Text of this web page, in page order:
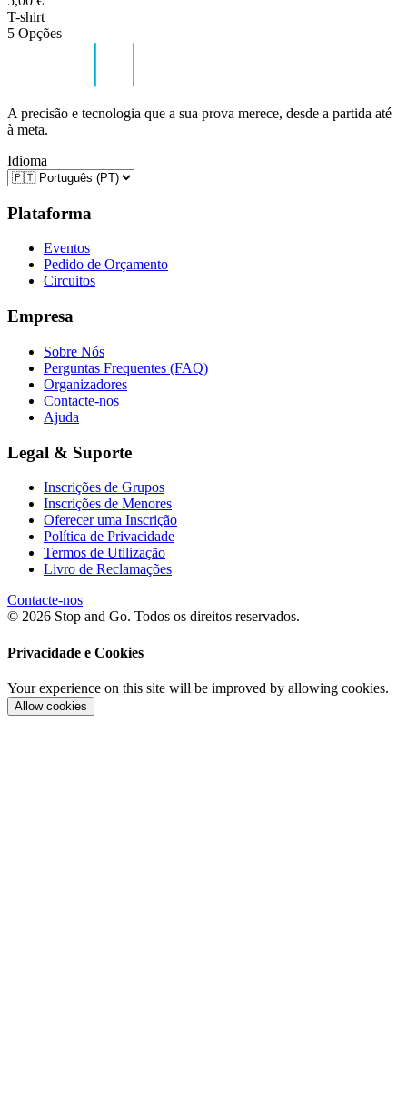
T-shirt
5 Opções
A precisão e tecnologia que a sua prova merece, desde a partida até
à meta.
Idioma
Plataforma
Eventos
Pedido de Orçamento
Circuitos
Empresa
Sobre Nós
Perguntas Frequentes (FAQ)
Organizadores
Contacte-nos
Ajuda
Legal & Suporte
Inscrições de Grupos
Inscrições de Menores
Oferecer uma Inscrição
Política de Privacidade
Termos de Utilização
Livro de Reclamações
Contacte-nos
© 2026 Stop and Go. Todos os direitos reservados.
Privacidade e Cookies
Your experience on this site will be improved by allowing cookies.
Allow cookies